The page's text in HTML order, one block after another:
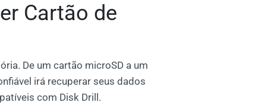
Cartão de
De um cartão microSD a um
irá recuperar seus dados
com Disk Drill.